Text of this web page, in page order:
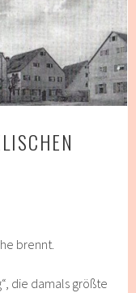
brennt.
die damals größte